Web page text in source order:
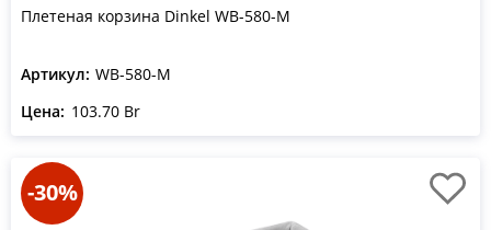
Плетеная корзина Dinkel WB-580-M
Артикул: WB-580-M
Цена: 103.70 Br
-30%